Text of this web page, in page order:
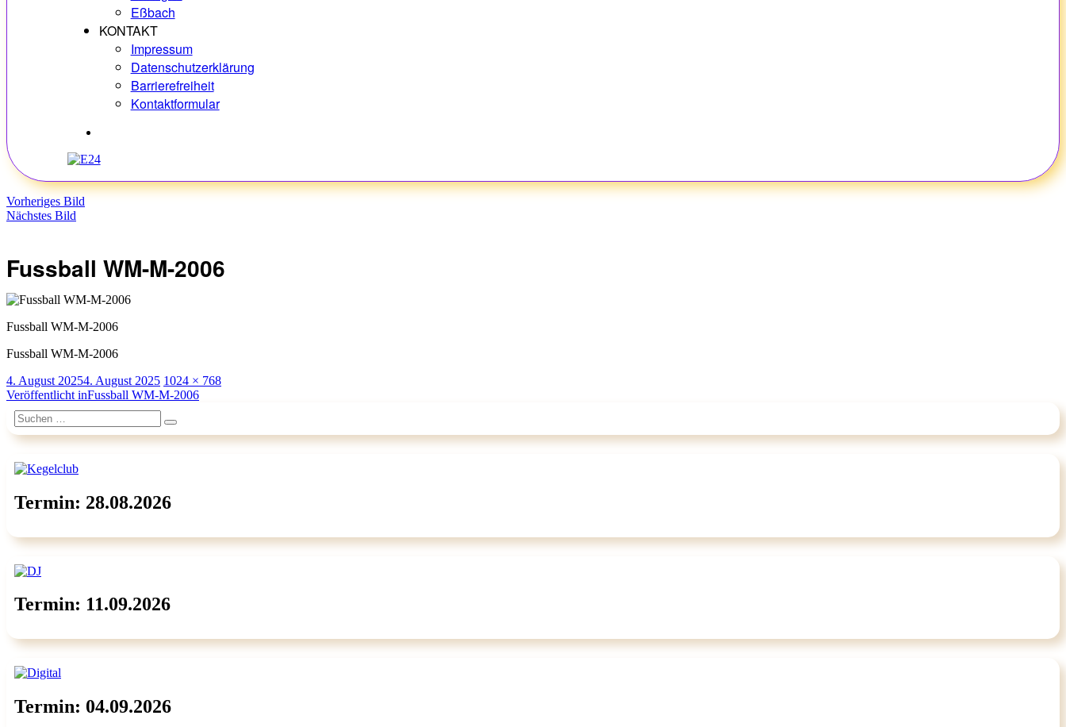
Eßbach
KONTAKT
Impressum
Datenschutzerklärung
Barrierefreiheit
Kontaktformular
Vorheriges Bild
Nächstes Bild
Fussball WM-M-2006
Fussball WM-M-2006
Fussball WM-M-2006
Veröffentlicht
am
4. August 20254. August 2025 Originalgröße
1024 × 768
Beitragsnavigation
Veröffentlicht inFussball WM-M-2006
Suchen
nach:
Suchen
Termin: 28.08.2026
Termin: 11.09.2026
Termin: 04.09.2026